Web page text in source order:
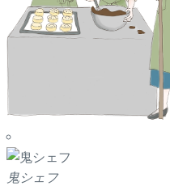
鬼シェフ